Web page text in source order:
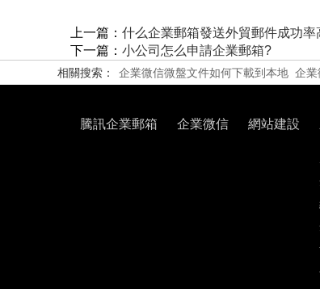
上一篇： 什么企業郵箱發送外貿郵件成功率
下一篇： 小公司怎么申請企業郵箱?
相關搜索： 企業微信微盤文件如何下載到本地 企業
騰訊企業郵箱 企業微信 網站建設